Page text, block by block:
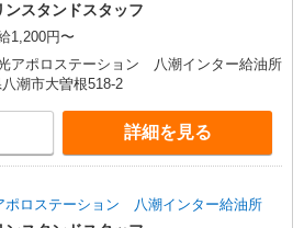
ンスタンドスタッフ
1,200円〜
アポロステーション 八潮インター給油所
潮市大曽根518-2
詳細を見る
ロステーション 八潮インター給油所